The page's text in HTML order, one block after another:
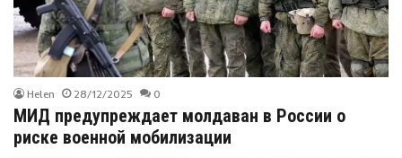
Helen 28/12/2025 0
МИД предупреждает молдаван в России о
риске военной мобилизации